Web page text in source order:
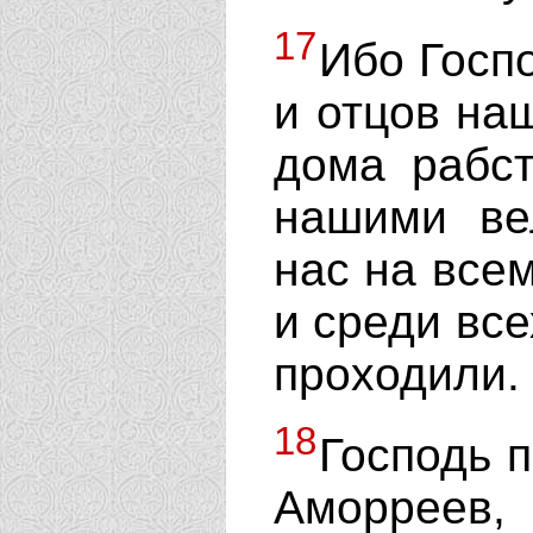
17Ибо
и отцов
дома
нашими
нас на
и среди
проходили.
18Господь